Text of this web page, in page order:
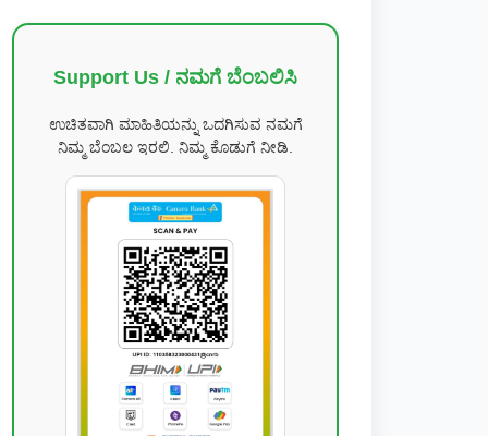
Support Us / ನಮಗೆ ಬೆಂಬಲಿಸಿ
ಉಚಿತವಾಗಿ ಮಾಹಿತಿಯನ್ನು ಒದಗಿಸುವ ನಮಗೆ
ನಿಮ್ಮ ಬೆಂಬಲ ಇರಲಿ. ನಿಮ್ಮ ಕೊಡುಗೆ ನೀಡಿ.